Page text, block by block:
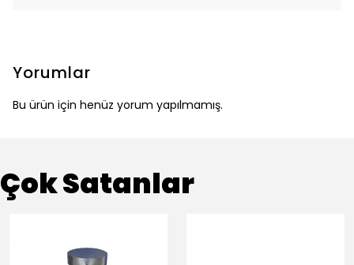
Yorumlar
Bu ürün için henüz yorum yapılmamış.
Çok Satanlar